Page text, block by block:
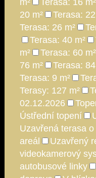
m²
Terasa: 16 m²
20 m²
Terasa:
Terasa: 26 m²
Terasa: 40 m²
m²
Terasa: 60 m²
76 m²
Terasa:
Terasa: 9 m²
Terasy: 127 m²
02.12.2026
Ústřední topení
Uzavřená terasa
areál
Uzavřený
videokamerový
autobusové linky